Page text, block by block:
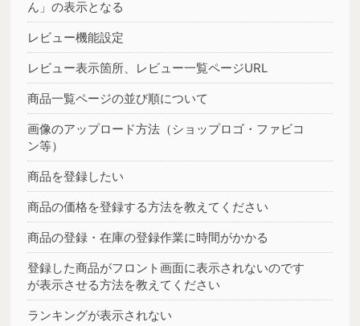
ん」の表示となる
レビュー機能設定
レビュー表示箇所、レビュー一覧ページURL
商品一覧ページの並び順について
画像のアップロード方法（ショップロゴ・ファビコ
ン等）
商品を登録したい
商品の価格を登録する方法を教えてください
商品の登録・在庫の登録作業に時間がかかる
登録した商品がフロント画面に表示されないのです
が表示させる方法を教えてください
ランキングが表示されない